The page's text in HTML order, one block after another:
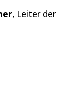
, Leiter